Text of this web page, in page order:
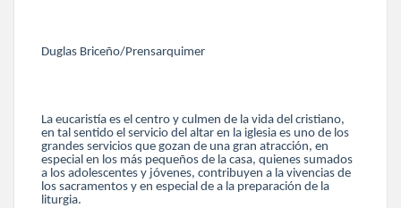
Duglas Briceño/Prensarquimer
La eucaristía es el centro y culmen de la vida del cristiano,
en tal sentido el servicio del altar en la iglesia es uno de los
grandes servicios que gozan de una gran atracción, en
especial en los más pequeños de la casa, quienes sumados
a los adolescentes y jóvenes, contribuyen a la vivencias de
los sacramentos y en especial de a la preparación de la
liturgia.